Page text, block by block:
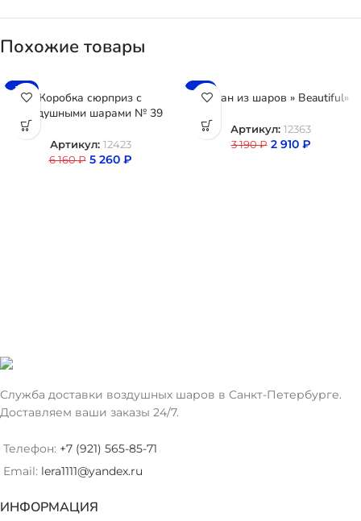
Похожие товары
-15%
Коробка сюрприз с
воздушными шарами № 39
Артикул: 12423
6 160₽ 5 260 ₽
-9%
Фонтан из шаров » Beautiful»
Артикул: 12363
3 190₽ 2 910 ₽
Служба доставки воздушных шаров в Санкт-Петербурге.
Доставляем ваши заказы 24/7.
Телефон: +7 (921) 565-85-71
Email: lera1111@yandex.ru
ИНФОРМАЦИЯ